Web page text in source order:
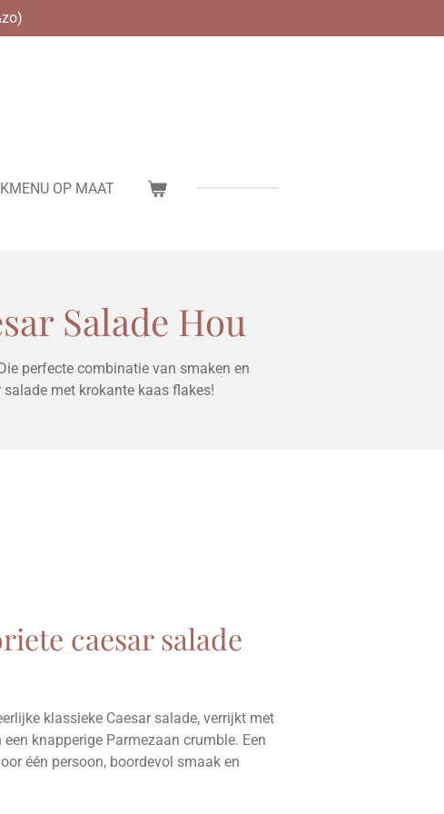
OP MAAT
Salade Hou
perfecte combinatie van smaken en
met krokante kaas flakes!
caesar salade
klassieke Caesar salade, verrijkt met
knapperige Parmezaan crumble. Een
één persoon, boordevol smaak en